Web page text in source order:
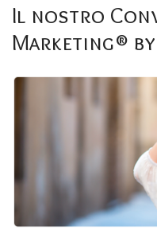
Servizi
Il nostro
Marketing® by